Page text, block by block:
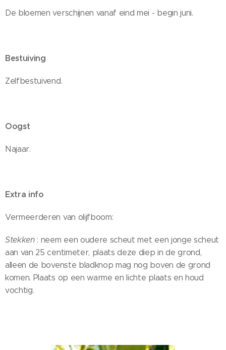
De bloemen verschijnen vanaf eind mei - begin juni.
Bestuiving
Zelfbestuivend.
Oogst
Najaar.
Extra info
Vermeerderen van olijfboom:
Stekken: neem een oudere scheut met een jonge scheut
aan van 25 centimeter, plaats deze diep in de grond,
alleen de bovenste bladknop mag nog boven de grond
komen. Plaats op een warme en lichte plaats en houd
vochtig.